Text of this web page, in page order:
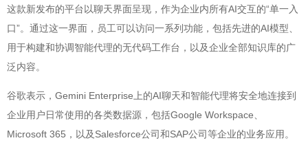
这款新发布的平台以聊天界面呈现，作为企业内所有AI交互的“单一入
口”。通过这一界面，员工可以访问一系列功能，包括先进的AI模型、
用于构建和协调智能代理的无代码工作台，以及企业全部知识库的广
泛内容。
谷歌表示，Gemini Enterprise上的AI聊天和智能代理将安全地连接到
企业用户日常使用的各类数据源，包括Google Workspace、
Microsoft 365，以及Salesforce公司和SAP公司等企业的业务应用。